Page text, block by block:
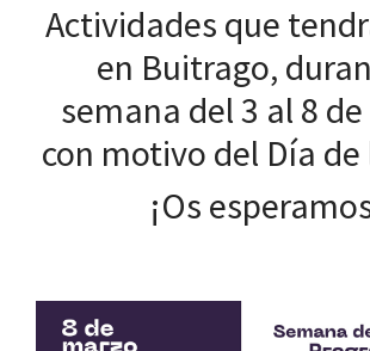
Actividades que
en Buitrago,
semana del 3 al 8
con motivo del Día de
¡Os